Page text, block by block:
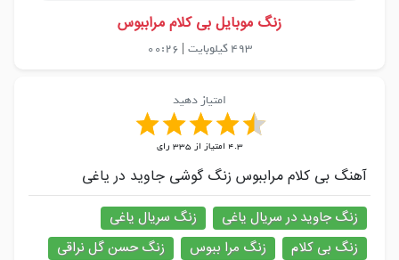
زنگ موبایل بی کلام مراببوس
493 کیلوبایت |
00:26
امتیاز دهید
4.3 امتیاز از335رای
آهنگ بی کلام مراببوس زنگ گوشی جاوید در یاغی
زنگ جاوید در سریال یاغی
زنگ سریال یاغی
زنگ بی کلام
زنگ مرا ببوس
زنگ حسن گل نراقی